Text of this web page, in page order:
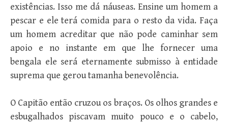
existências. Isso me dá náuseas. Ensine um homem a
pescar e ele terá comida para o resto da vida. Faça
um homem acreditar que não pode caminhar sem
apoio e no instante em que lhe fornecer uma
bengala ele será eternamente submisso à entidade
suprema que gerou tamanha benevolência.
O Capitão então cruzou os braços. Os olhos grandes e
esbugalhados piscavam muito pouco e o cabelo,